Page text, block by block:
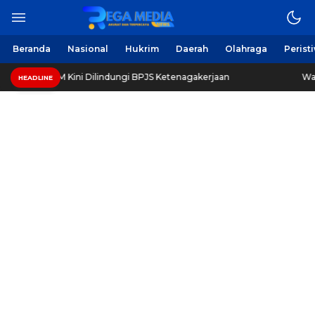
Regamedianews.com
Berita Harian Online
Beranda Nasional Hukrim Daerah Olahraga
HEADLINE
UTM Kini Dilindungi BPJS Ketenagakerjaan